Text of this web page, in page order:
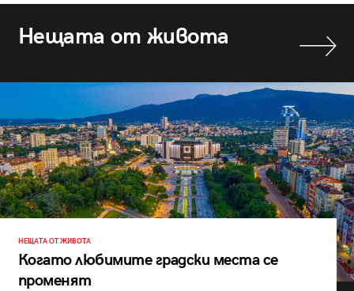
Нещата от живота
НЕЩАТА ОТ ЖИВОТА
Когато любимите градски места се
променят